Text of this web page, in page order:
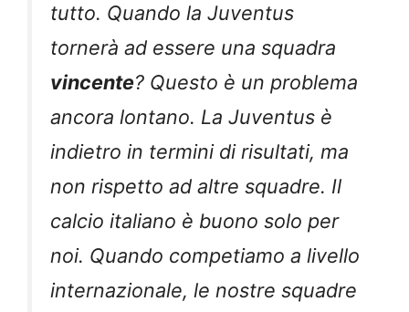
tutto. Quando la Juventus
tornerà ad essere una squadra
vincente? Questo è un problema
ancora lontano. La Juventus è
indietro in termini di risultati, ma
non rispetto ad altre squadre. Il
calcio italiano è buono solo per
noi. Quando competiamo a livello
internazionale, le nostre squadre